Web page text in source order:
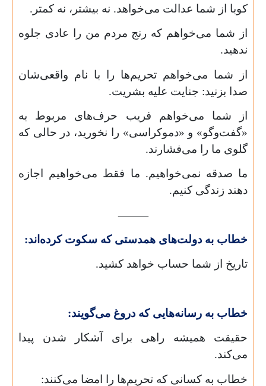
کوبا از شما عدالت می‌خواهد. نه بیشتر، نه کمتر.
از شما می‌خواهم که رنج مردم من را عادی جلوه
ندهید.
از شما می‌خواهم تحریم‌ها را با نام واقعی‌شان
صدا بزنید: جنایت علیه بشریت.
از شما می‌خواهم فریب حرف‌های مربوط به
«گفت‌وگو» و «دموکراسی» را نخورید، در حالی که
گلوی ما را می‌فشارند.
ما صدقه نمی‌خواهیم. ما فقط می‌خواهیم اجازه
دهند زندگی کنیم.
⸻
خطاب به دولت‌های همدستی که سکوت کرده‌اند:
تاریخ از شما حساب خواهد کشید.
خطاب به رسانه‌هایی که دروغ می‌گویند:
حقیقت همیشه راهی برای آشکار شدن پیدا
می‌کند.
خطاب به کسانی که تحریم‌ها را امضا می‌کنند: